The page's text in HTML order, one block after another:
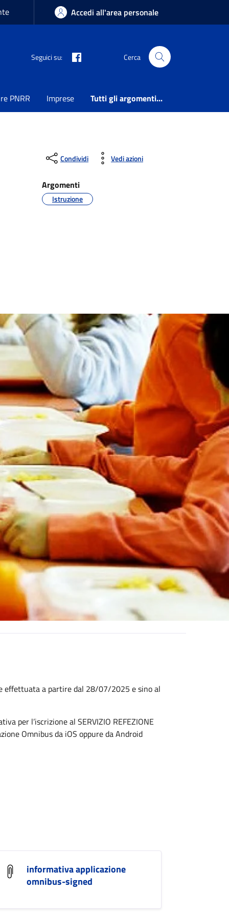
Accedi all'area personale
Seguici su: Cerca
PNRR Imprese Tutti gli argomenti...
Condividi Vedi azioni
Argomenti
Istruzione
effettuata a partire dal 28/07/2025 e sino al
per l’iscrizione al SERVIZIO REFEZIONE
Omnibus da iOS oppure da Android
informativa applicazione
omnibus-signed